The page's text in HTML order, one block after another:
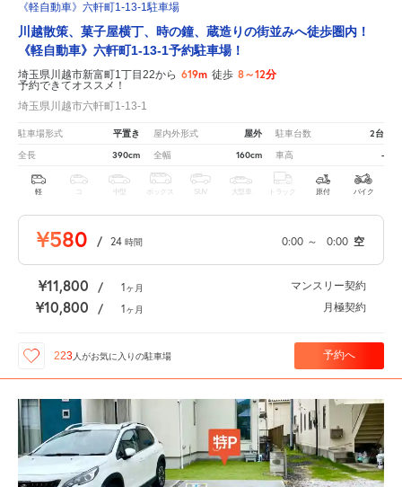
《軽自動車》六軒町1-13-1駐車場
川越散策、菓子屋横丁、時の鐘、蔵造りの街並みへ徒歩圏内！
《軽自動車》六軒町1-13-1予約駐車場！
埼玉県川越市新富町1丁目22から 619m 徒歩 8～12分
予約できてオススメ！
埼玉県川越市六軒町1-13-1
駐車場形式 平置き 屋内外形式 屋外 駐車台数 2台
全長 390cm 全幅 160cm 車高 -
軽 中型 ボックス SUV 大型車 トラック 原付 バイク
¥580 / 24 時間 0:00 ～ 0:00 空
¥11,800 / 1ヶ月 マンスリー契約
¥10,800 / 1ヶ月 月極契約
223 人がお気に入りの駐車場 予約へ